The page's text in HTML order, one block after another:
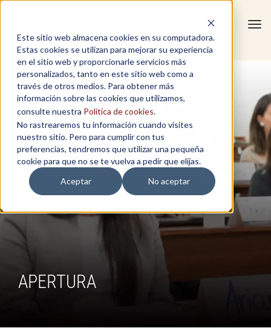
Este sitio web almacena cookies en su computadora.
Estas cookies se utilizan para mejorar su experiencia
en el sitio web y proporcionarle servicios más
personalizados, tanto en este sitio web como a
través de otros medios. Para obtener más
información sobre las cookies que utilizamos,
consulte nuestra Política de cookies.
No rastrearemos tu información cuando visites
nuestro sitio. Pero para cumplir con tus
preferencias, tendremos que utilizar una pequeña
cookie para que no se te vuelva a pedir que elijas.
Aceptar
No aceptar
APERTURA